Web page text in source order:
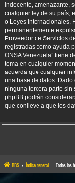
indecente, amenazante,
cualquier ley de su país,
o Leyes Internacionales.
permanentemente
Proveedor de Servicios
registradas como ayuda
ONSA Venezuela” tiene
tema en cualquier
acuerda que cualquier
una base de datos. Dado
ninguna tercera parte sin
phpBB podrán
que conlleve a que los
BBS Índice general Todos los